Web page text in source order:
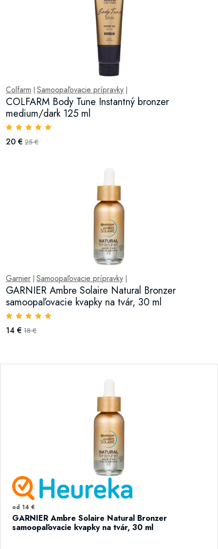
Colfarm Samoopaľovacie prípravky
COLFARM Body Tune Instantný bronzer
medium/dark 125 ml
20 € 25 €
Garnier Samoopaľovacie prípravky
GARNIER Ambre Solaire Natural Bronzer
samoopaľovacie kvapky na tvár, 30 ml
14 € 18 €
od 14 €
GARNIER Ambre Solaire Natural Bronzer
samoopaľovacie kvapky na tvár, 30 ml